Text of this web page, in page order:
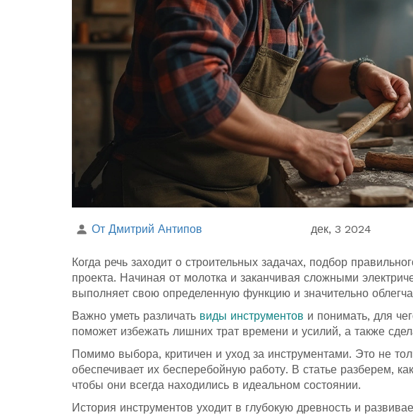
От Дмитрий Антипов дек, 3 2024
Когда речь заходит о строительных задачах, подбор
проекта. Начиная от молотка и заканчивая сложными
выполняет свою определенную функцию и значительно
Важно уметь различать виды инструментов и понимать, для
поможет избежать лишних трат времени и усилий, а также
Помимо выбора, критичен и уход за инструментами. Это не
обеспечивает их бесперебойную работу. В статье разберем,
чтобы они всегда находились в идеальном состоянии.
История инструментов уходит в глубокую древность и